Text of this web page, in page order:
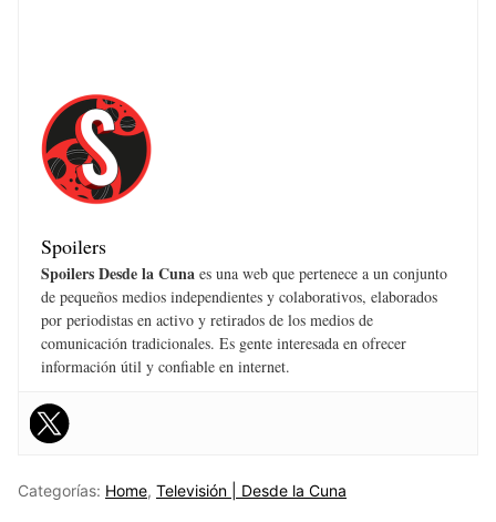
Spoilers
Spoilers Desde la Cuna es una web que pertenece a un conjunto
de pequeños medios independientes y colaborativos, elaborados
por periodistas en activo y retirados de los medios de
comunicación tradicionales. Es gente interesada en ofrecer
información útil y confiable en internet.
Categorías: Home, Televisión | Desde la Cuna